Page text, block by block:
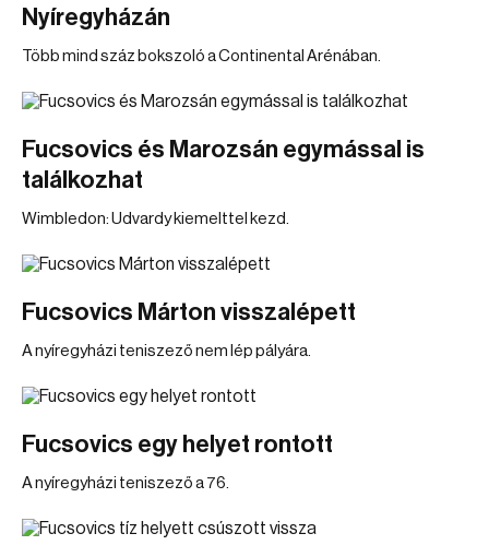
Nyíregyházán
Több mind száz bokszoló a Continental Arénában.
Fucsovics és Marozsán egymással is
találkozhat
Wimbledon: Udvardy kiemelttel kezd.
Fucsovics Márton visszalépett
A nyíregyházi teniszező nem lép pályára.
Fucsovics egy helyet rontott
A nyíregyházi teniszező a 76.